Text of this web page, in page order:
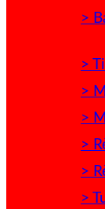
>
>
>
>
>
>
>